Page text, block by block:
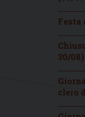
Festa
30/08)
clero